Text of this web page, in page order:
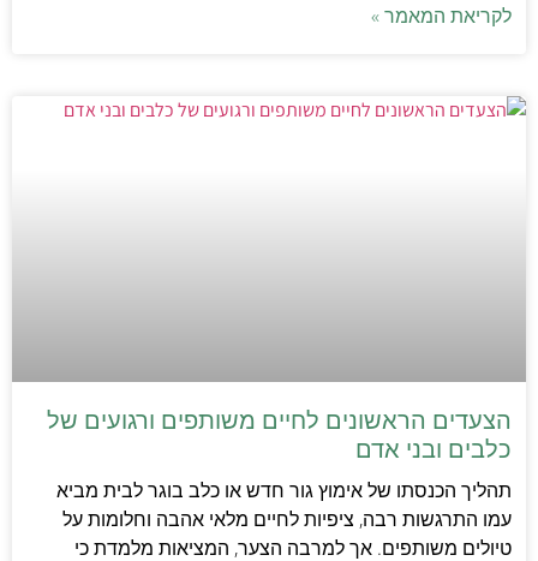
לקריאת המאמר »
הצעדים הראשונים לחיים משותפים ורגועים של
כלבים ובני אדם
תהליך הכנסתו של אימוץ גור חדש או כלב בוגר לבית מביא
עמו התרגשות רבה, ציפיות לחיים מלאי אהבה וחלומות על
טיולים משותפים. אך למרבה הצער, המציאות מלמדת כי